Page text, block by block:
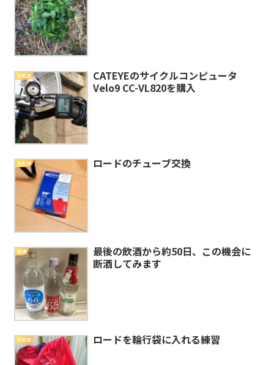
自転車
CATEYEのサイクルコンピュータ
Velo9 CC-VL820を購入
自転車 ロードのチューブ交換
健康
最後の飲酒から約50日、この機会に
断酒してみます
自転車 ロードを輪行袋に入れる練習